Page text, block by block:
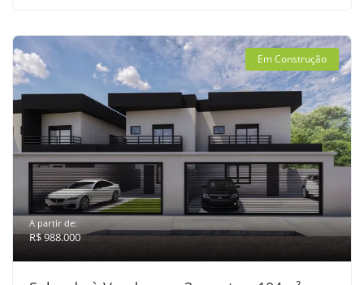
Em Construção
A partir de:
R$ 988.000